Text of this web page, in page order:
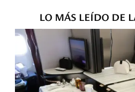
LO MÁS LEÍDO DE